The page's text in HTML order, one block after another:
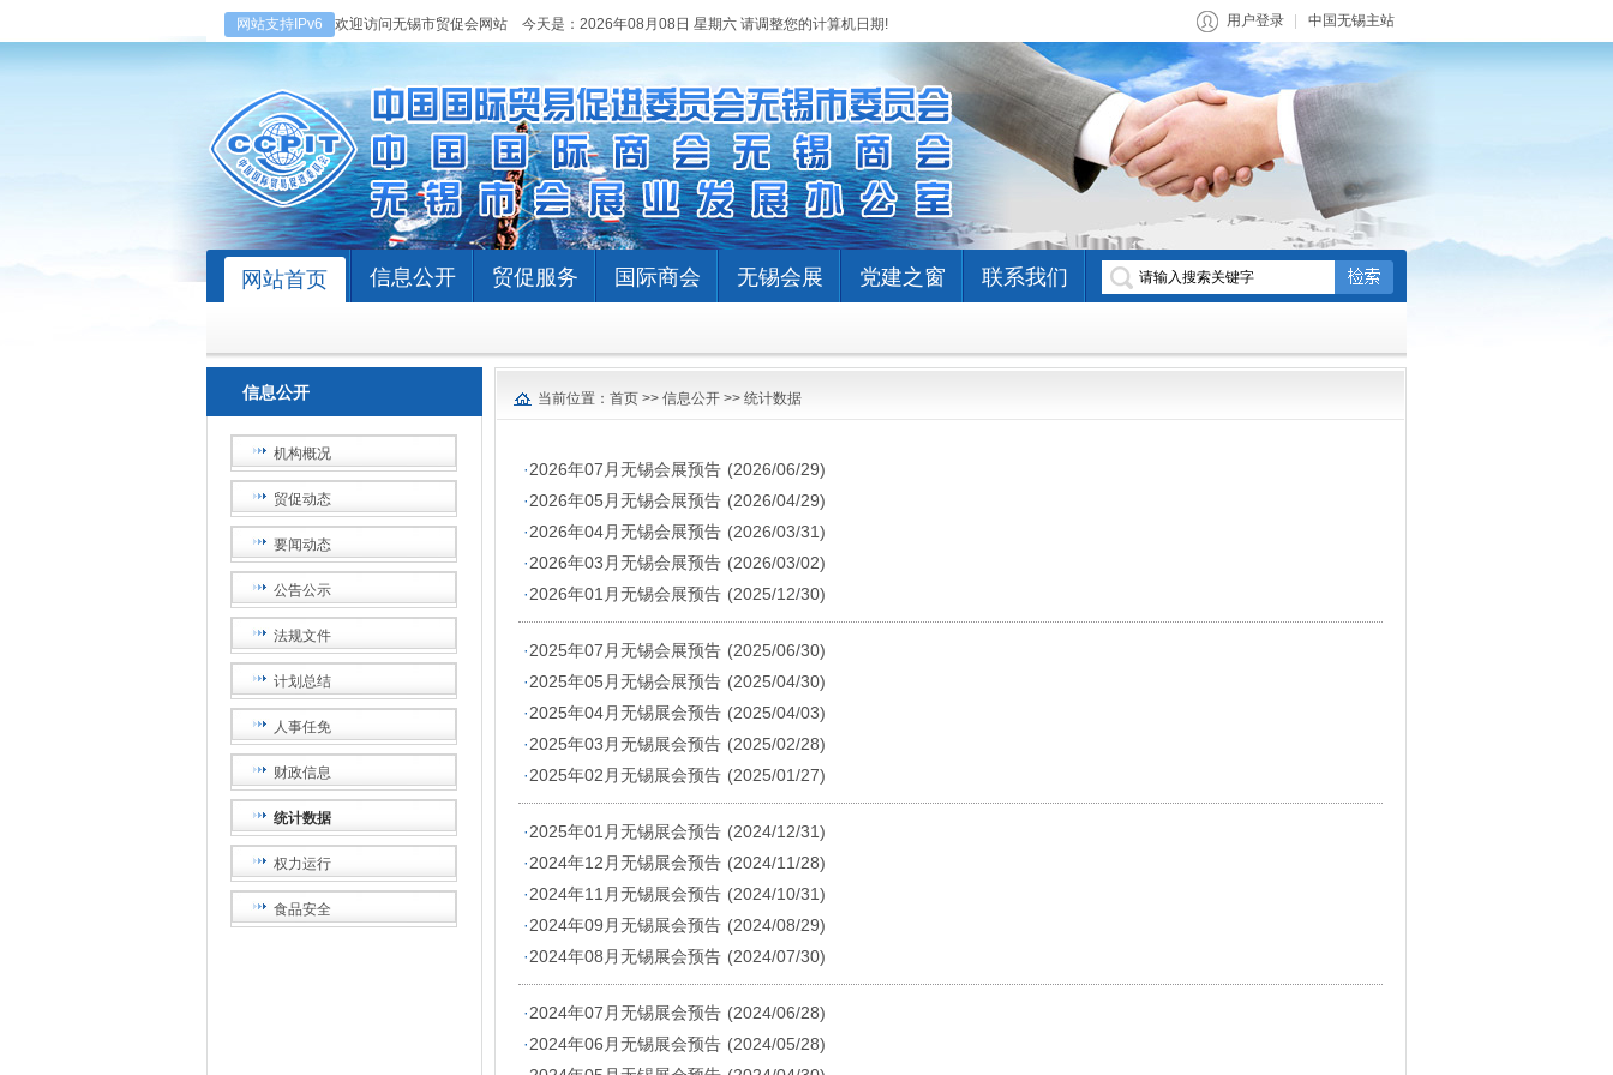
网站支持IPv6 欢迎访问无锡市贸促会网站 今天是： 2026年08月08日 星期六 请调整您的计算机日期! 用户登录 中国无锡主站
网站首页 信息公开 贸促服务 国际商会 无锡会展 党建之窗 联系我们
信息公开
机构概况
贸促动态
要闻动态
公告公示
法规文件
计划总结
人事任免
财政信息
统计数据
权力运行
食品安全
当前位置： 首页 >> 信息公开 >> 统计数据
·2026年07月无锡会展预告 (2026/06/29)
·2026年05月无锡会展预告 (2026/04/29)
·2026年04月无锡会展预告 (2026/03/31)
·2026年03月无锡会展预告 (2026/03/02)
·2026年01月无锡会展预告 (2025/12/30)
·2025年07月无锡会展预告 (2025/06/30)
·2025年05月无锡会展预告 (2025/04/30)
·2025年04月无锡展会预告 (2025/04/03)
·2025年03月无锡展会预告 (2025/02/28)
·2025年02月无锡展会预告 (2025/01/27)
·2025年01月无锡展会预告 (2024/12/31)
·2024年12月无锡展会预告 (2024/11/28)
·2024年11月无锡展会预告 (2024/10/31)
·2024年09月无锡展会预告 (2024/08/29)
·2024年08月无锡展会预告 (2024/07/30)
·2024年07月无锡展会预告 (2024/06/28)
·2024年06月无锡展会预告 (2024/05/28)